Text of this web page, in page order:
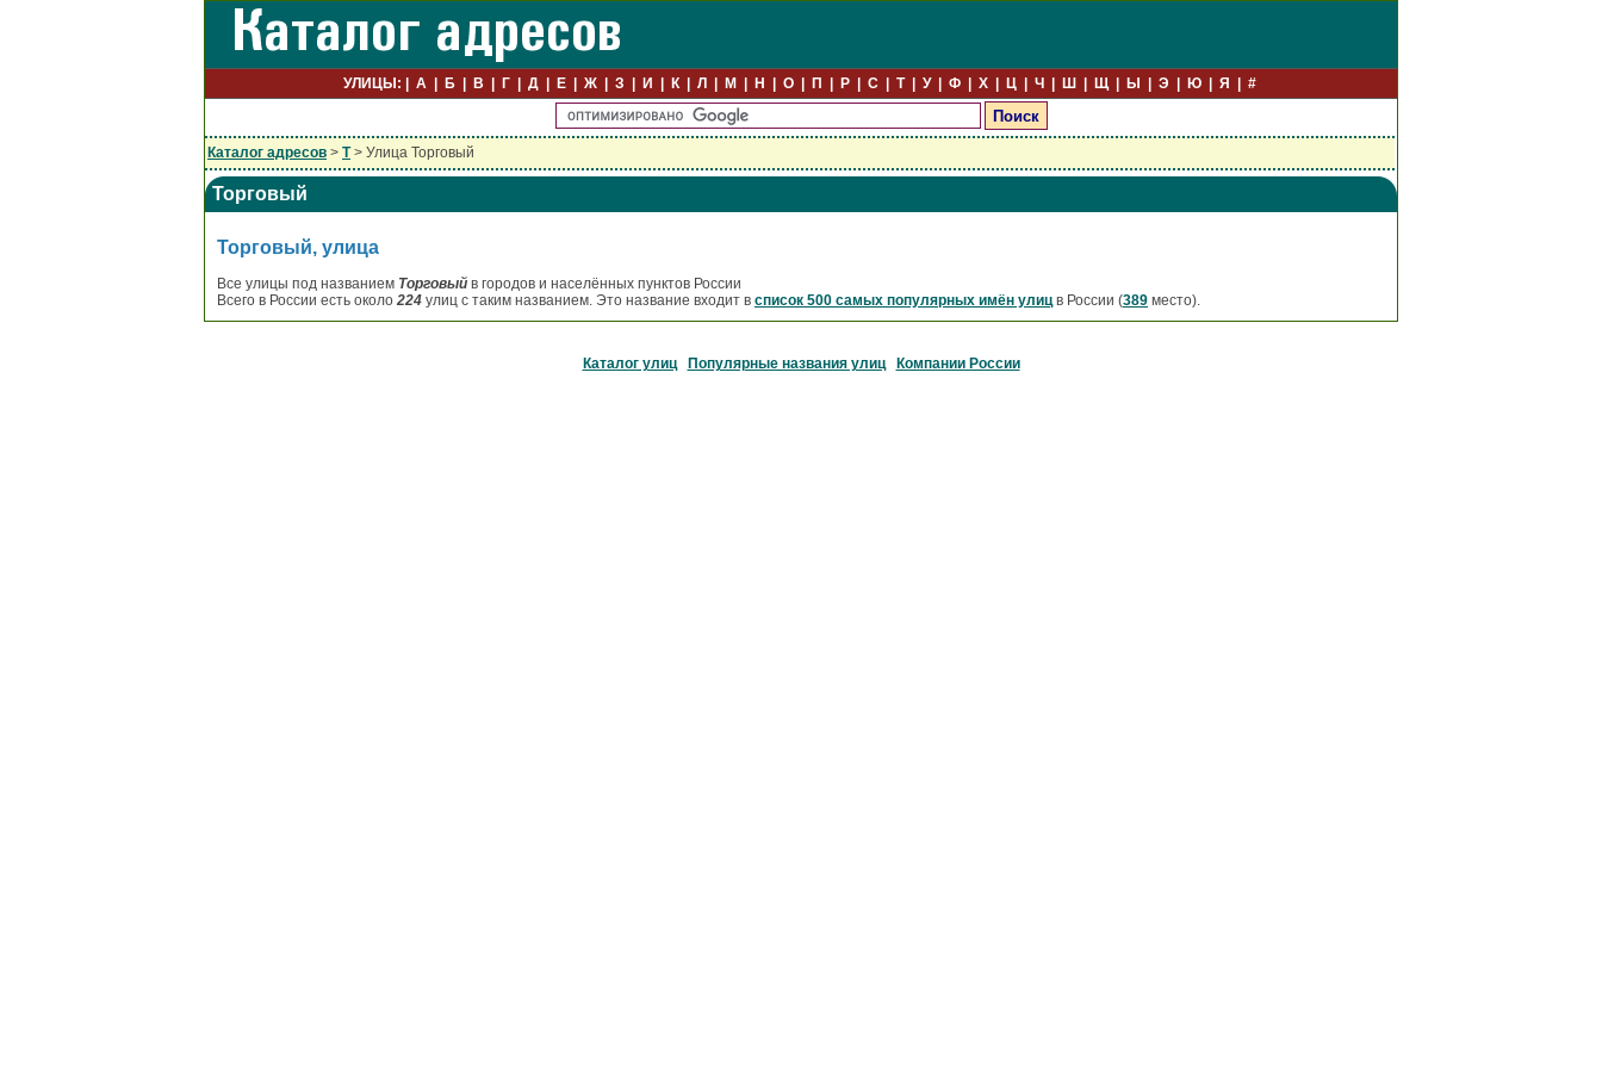
УЛИЦЫ: А Б В Г Д Е Ж З И К Л М Н О П Р С Т У Ф Х Ц Ч Ш Щ Ы Э Ю Я #
Каталог адресов > Т> Улица Торговый
Торговый
Торговый, улица
Все улицы под названием Торговый в городов и населённых пунктов России
Всего в России есть около 224 улиц с таким названием. Это название входит в список 500 самых популярных имён улиц в России (389 место).
Каталог улиц Популярные названия улиц Компании России